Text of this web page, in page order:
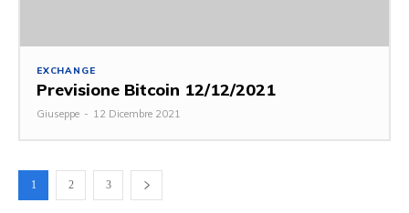
EXCHANGE
Previsione Bitcoin 12/12/2021
Giuseppe - 12 Dicembre 2021
1 2 3